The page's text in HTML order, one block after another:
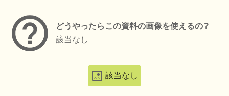
どうやったらこの資料の画像を使えるの？
該当なし
該当なし